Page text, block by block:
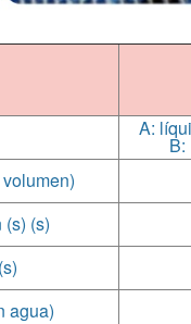
A:
B:
(s)
agua)